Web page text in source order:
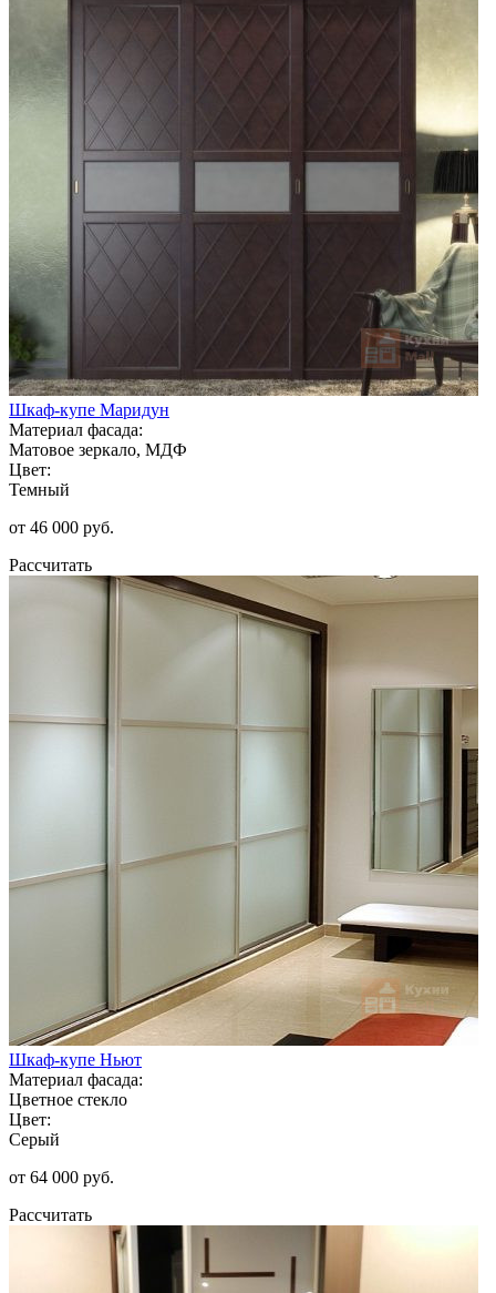
Шкаф-купе Маридун
Материал фасада:
Матовое зеркало, МДФ
Цвет:
Темный
от 46 000 руб.
Рассчитать
Шкаф-купе Ньют
Материал фасада:
Цветное стекло
Цвет:
Серый
от 64 000 руб.
Рассчитать